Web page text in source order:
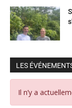
LES
Il n’y a